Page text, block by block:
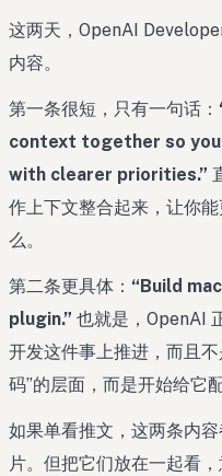
这两天，OpenAI
内容。
第一条很短，只有一句话：
context together so
with clearer priorities.”
作上下文整合起来，让你
么。
第二条更具体： “Build
plugin.” 也就是，OpenAI
开发这件事上推进，而且
码”的层面，而是开始给它
如果单看推文，这两条内
片。但把它们放在一起看，